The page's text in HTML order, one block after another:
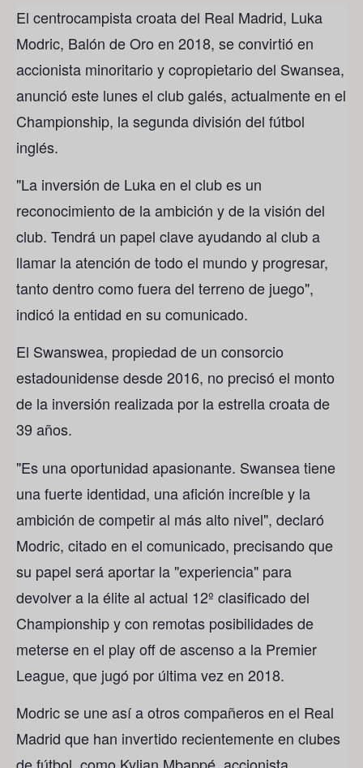
El centrocampista croata del Real Madrid, Luka
Modric, Balón de Oro en 2018, se convirtió en
accionista minoritario y copropietario del Swansea,
anunció este lunes el club galés, actualmente en el
Championship, la segunda división del fútbol
inglés.
"La inversión de Luka en el club es un
reconocimiento de la ambición y de la visión del
club. Tendrá un papel clave ayudando al club a
llamar la atención de todo el mundo y progresar,
tanto dentro como fuera del terreno de juego",
indicó la entidad en su comunicado.
El Swanswea, propiedad de un consorcio
estadounidense desde 2016, no precisó el monto
de la inversión realizada por la estrella croata de
39 años.
"Es una oportunidad apasionante. Swansea tiene
una fuerte identidad, una afición increíble y la
ambición de competir al más alto nivel", declaró
Modric, citado en el comunicado, precisando que
su papel será aportar la "experiencia" para
devolver a la élite al actual 12º clasificado del
Championship y con remotas posibilidades de
meterse en el play off de ascenso a la Premier
League, que jugó por última vez en 2018.
Modric se une así a otros compañeros en el Real
Madrid que han invertido recientemente en clubes